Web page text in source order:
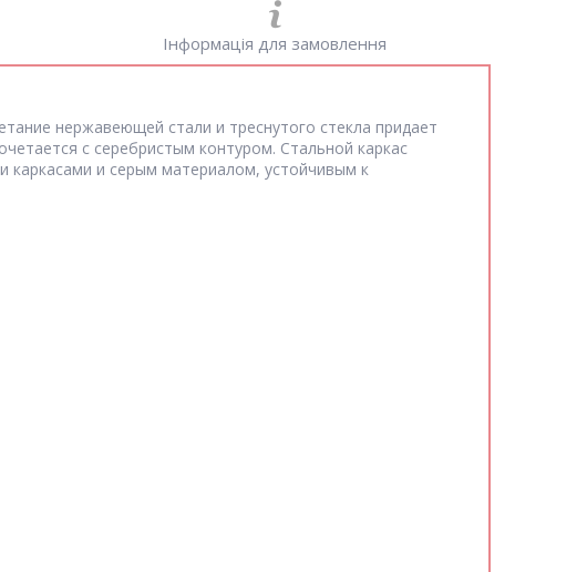
Інформація для замовлення
нержавеющей стали и треснутого стекла придает
с серебристым контуром. Стальной каркас
каркасами и серым материалом, устойчивым к